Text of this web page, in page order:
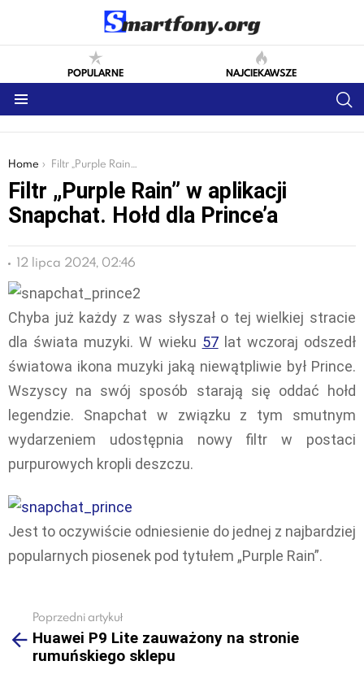
POPULARNE NAJCIEKAWSZE
You are here:
Home Filtr „Purple Rain” w aplikacji Snapchat. Hołd dla Prince’a
Filtr „Purple Rain” w aplikacji
Snapchat. Hołd dla Prince’a
12 lipca 2024, 02:46
Chyba już każdy z was słyszał o tej wielkiej stracie
dla świata muzyki. W wieku 57lat wczoraj odszedł
światowa ikona muzyki jaką niewątpliwie był Prince.
Wszyscy na swój sposób starają się oddać hołd
legendzie. Snapchat w związku z tym smutnym
wydarzeniem udostępnia nowy filtr w postaci
purpurowych kropli deszczu.
Jest to oczywiście odniesienie do jednej z najbardziej
popularnych piosenek pod tytułem „Purple Rain”.
more
Poprzedni artykuł
Huawei P9 Lite zauważony na stronie
rumuńskiego sklepu